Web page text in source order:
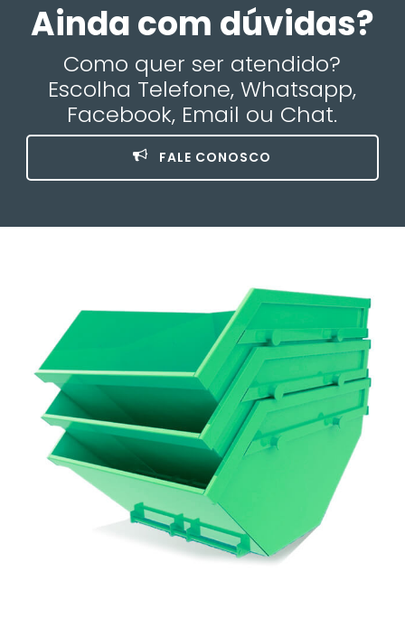
Ainda com dúvidas?
Como quer ser atendido?
Escolha Telefone, Whatsapp,
Facebook, Email ou Chat.
FALE CONOSCO